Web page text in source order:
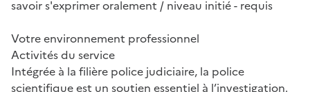
savoir s'exprimer oralement / niveau initié - requis
Votre environnement professionnel
Activités du service
Intégrée à la filière police judiciaire, la police
scientifique est un soutien essentiel à l’investigation.